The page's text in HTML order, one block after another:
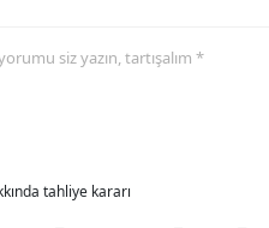
siz yazın, tartışalım *
tahliye kararı